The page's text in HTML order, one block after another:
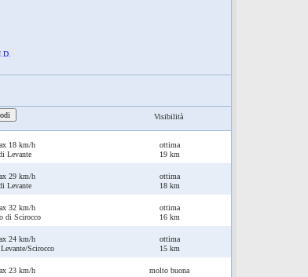
Visibilità
18 km/h
Levante
ottima
19 km
29 km/h
Levante
ottima
18 km
32 km/h
di Scirocco
ottima
16 km
24 km/h
Scirocco
ottima
15 km
23 km/h
molto buona